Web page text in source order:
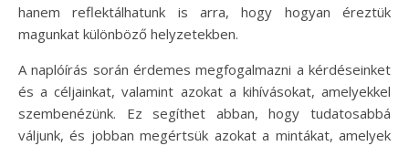
hanem reflektálhatunk is arra, hogy hogyan éreztük
magunkat különböző helyzetekben.
A naplóírás során érdemes megfogalmazni a kérdéseinket
és a céljainkat, valamint azokat a kihívásokat, amelyekkel
szembenézünk. Ez segíthet abban, hogy tudatosabbá
váljunk, és jobban megértsük azokat a mintákat, amelyek